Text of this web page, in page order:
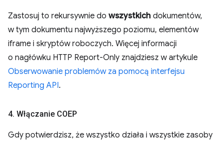
Zastosuj to rekursywnie do wszystkich dokumentów,
w tym dokumentu najwyższego poziomu, elementów
iframe i skryptów roboczych. Więcej informacji
o nagłówku HTTP Report-Only znajdziesz w artykule
Obserwowanie problemów za pomocą interfejsu
Reporting API.
4. Włączanie COEP
Gdy potwierdzisz, że wszystko działa i wszystkie zasoby